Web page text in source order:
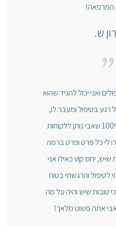
המרפאה!
ש.
"
אצל אבי ב 5 טיפולים ואני יכול להגיד שהוא
בטיפול ומעבר לו,
הטיפול המסור וה 100% שאבי נותן ללקוחות
לי כל פרט ופרט ברמה
הכי גבוהה ומקצועית שיש, יחס vip כאילו אני
לטיפול והרגשתי בטוח
טובות שיש והיה על מה
אתה פשוט מלאך!